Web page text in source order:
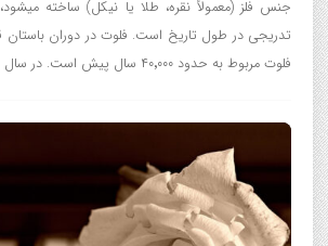
جنس فلز (معمولاً نقره، طلا یا نیکل) ساخته
تدریجی در طول تاریخ است. فلوت در دوران باستان
فلوت مربوط به حدود ۴۰٬۰۰۰ سال پیش است. در سال ۲۰۰۸، […]